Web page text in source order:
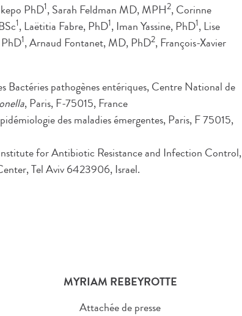
PhD1, Sarah Feldman MD, MPH2, Corinne
1, Laëtitia Fabre, PhD1, Iman Yassine, PhD1, Lise
1, Arnaud Fontanet, MD, PhD2, François-Xavier
pathogènes entériques, Centre National de
, Paris, F-75015, France
des maladies émergentes, Paris, F 75015,
for Antibiotic Resistance and Infection Control,
Tel Aviv 6423906, Israel.
MYRIAM REBEYROTTE
Attachée de presse